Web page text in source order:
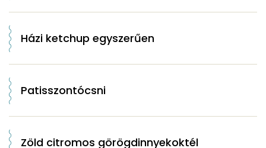
Házi ketchup egyszerűen
Patisszontócsni
Zöld citromos görögdinnyekoktél